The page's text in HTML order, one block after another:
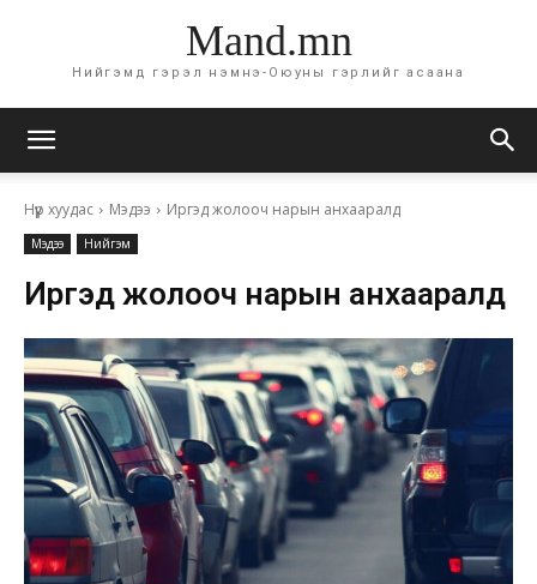
Mand.mn
Нийгэмд гэрэл нэмнэ-Оюуны гэрлийг асаана
Нүүр хуудас Мэдээ Иргэд жолооч нарын анхааралд
Мэдээ Нийгэм
Иргэд жолооч нарын анхааралд